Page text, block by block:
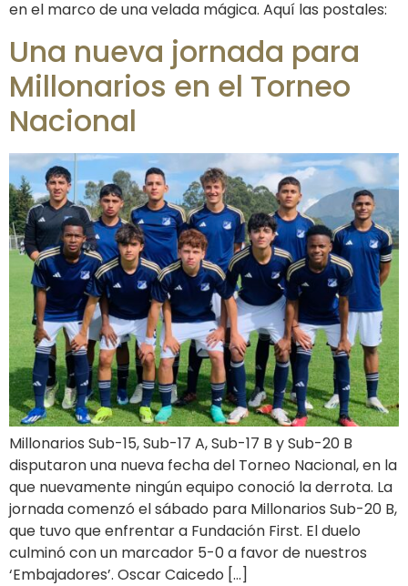
en el marco de una velada mágica. Aquí las postales:
Una nueva jornada para
Millonarios en el Torneo
Nacional
Millonarios Sub-15, Sub-17 A, Sub-17 B y Sub-20 B
disputaron una nueva fecha del Torneo Nacional, en la
que nuevamente ningún equipo conoció la derrota. La
jornada comenzó el sábado para Millonarios Sub-20 B,
que tuvo que enfrentar a Fundación First. El duelo
culminó con un marcador 5-0 a favor de nuestros
‘Embajadores’. Oscar Caicedo […]